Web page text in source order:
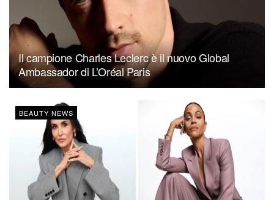
Il campione Charles Leclerc è il nuovo Global
Ambassador di L’Oréal Paris
BEAUTY NEWS